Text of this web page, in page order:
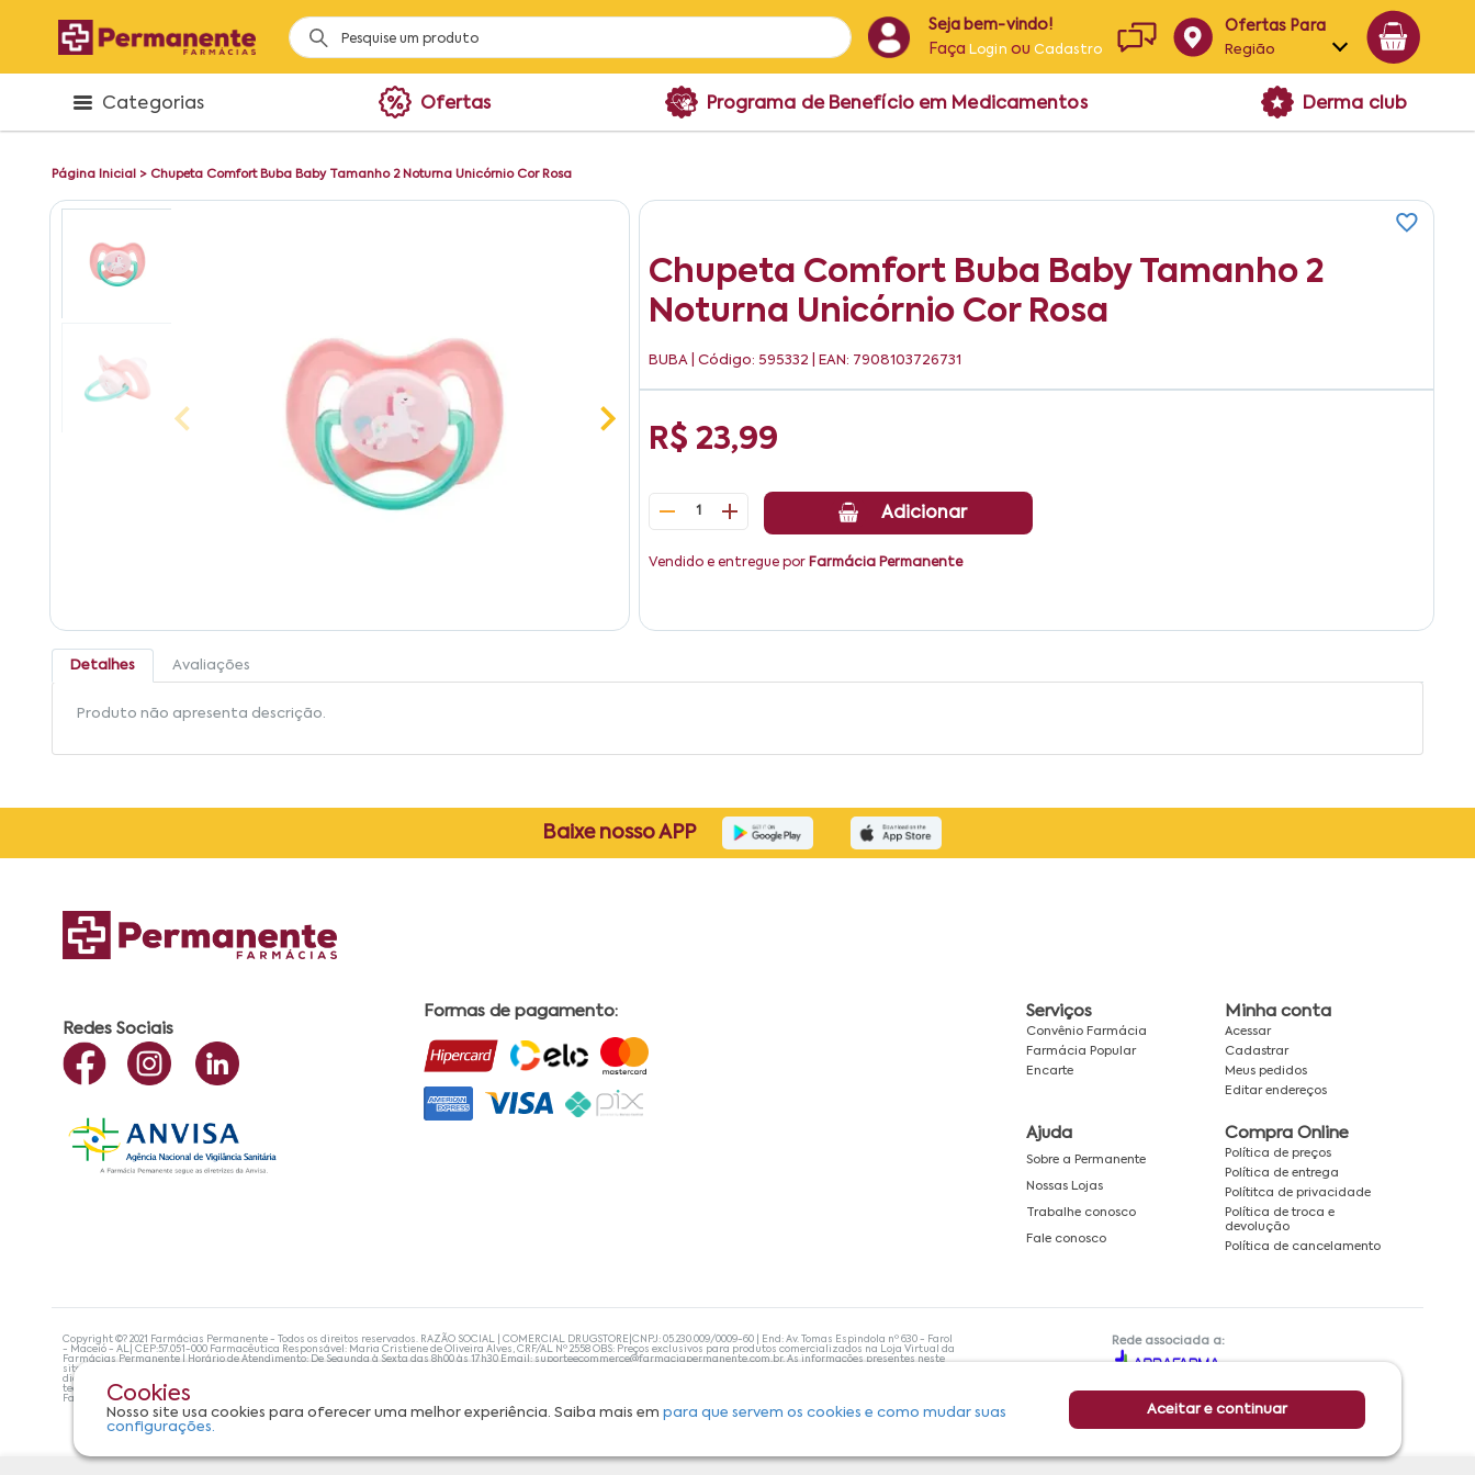
Seja bem-vindo!
Faça Login ouCadastro
Ofertas Para
Região
Alagoas
Categorias Ofertas Programa de Benefício em Medicamentos Derma club
Página Inicial > Chupeta Comfort Buba Baby Tamanho 2 Noturna Unicórnio Cor Rosa
Chupeta Comfort Buba Baby Tamanho 2
Noturna Unicórnio Cor Rosa
BUBA | Código: 595332 | EAN: 7908103726731
R$ 23,99
1 Adicionar
Vendido e entregue por Farmácia Permanente
Detalhes Avaliações
Produto não apresenta descrição.
Cookies
Nosso site usa cookies para oferecer uma melhor experiência. Saiba mais empara que servem os cookies e como mudar suas
configurações.
Aceitar e continuar
Baixe nosso APP
Redes Sociais
Formas de pagamento: Serviços
Convênio Farmácia
Farmácia Popular
Encarte
Minha conta
Acessar
Cadastrar
Meus pedidos
Editar endereços
Ajuda
Sobre a Permanente
Nossas Lojas
Trabalhe conosco
Fale conosco
Compra Online
Política de preços
Política de entrega
Polítitca de privacidade
Política de troca e
devolução
Política de cancelamento
Copyright ©? 2021 Farmácias Permanente - Todos os direitos reservados. RAZÃO SOCIAL | COMERCIAL DRUGSTORE|CNPJ: 05.230.009/0009-60 | End: Av. Tomas Espindola nº 630 - Farol
- Maceió - AL| CEP:57.051-000 Farmacêutica Responsável: Maria Cristiene de Oliveira Alves, CRF/AL Nº 2558 OBS: Preços exclusivos para produtos comercializados na Loja Virtual da
Farmácias Permanente | Horário de Atendimento: De Segunda à Sexta das 8h00 às 17h30 Email: suporteecommerce@farmaciapermanente.com.br. As informações presentes neste
site não devem ser utilizadas para automedicação e, de forma alguma, substituem as orientações de um profissional da área médica. Apenas o médico está capacitado para
diagnosticar problemas de saúde e prescrever o tratamento adequado. Se os sintomas persistirem, um médico deve ser consultado. A Farmácia Permanente trabalha com as
tecnologias mais avançadas de proteção de dados, para que você possa realizar suas compras com tranquilidade. A privacidade e a segurança dos clientes são compromissos da
Farmácias Permanente. Todos os pedidos efetuados estão sujeitos à confirmação da disponibilidade de produto em nosso estoque.
Rede associada a: